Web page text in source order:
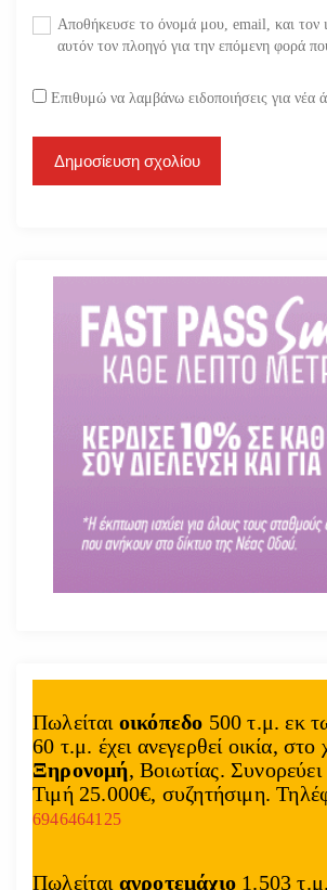
Αποθήκευσε το όνομά μου, email, και τον
αυτόν τον πλοηγό για την επόμενη φορά
Επιθυμώ να λαμβάνω ειδοποιήσεις για
Πωλείται οικόπεδο 500 τ.μ. εκ
60 τ.μ. έχει ανεγερθεί οικία, στο
Ξηρονομή, Βοιωτίας.
Τιμή 25.000€, συζητήσιμη.
6946464125
Πωλείται αγροτεμάχιο 1.503